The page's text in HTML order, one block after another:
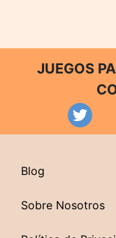
JUEGOS
Blog
Sobre Nosotros